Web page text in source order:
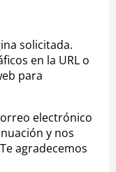
solicitada.
en la URL o
para
electrónico
y nos
agradecemos